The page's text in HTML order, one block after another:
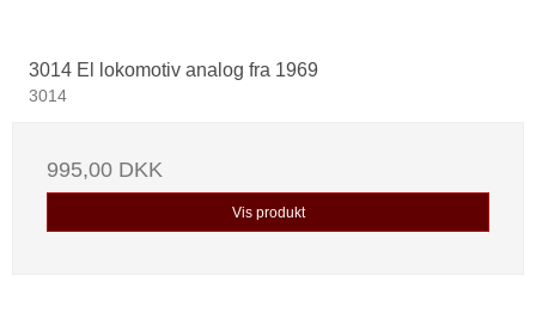
3014 El lokomotiv analog fra 1969
3014
995,00 DKK
Vis produkt